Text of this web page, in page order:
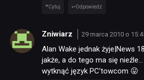
Cytuj Odpowiedz
Zniwiarz 29 marca 2010 o
Alan Wake jednak żyje|News
jakże, a do tego ma się
wytknąć język PC’towcom 😛